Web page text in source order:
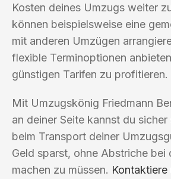
Kosten deines Umzugs weiter
können beispielsweise eine
mit anderen Umzügen
flexible Terminoptionen
günstigen Tarifen zu profitieren.
Mit Umzugskönig Friedmann
an deiner Seite kannst du sicher
beim Transport deiner
Geld sparst, ohne Abstriche bei
machen zu müssen. Kontaktiere